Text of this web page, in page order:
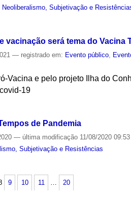
Subjetivação e
vacinação será tema do Vacina
— registrado em: Evento público
Vacina e pelo projeto Ilha do
19
de Pandemia
— última modificação 11/08/2020
Subjetivação e Resistências
9 10 11 20